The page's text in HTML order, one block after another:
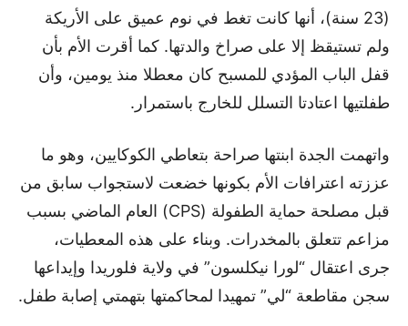
(23 سنة)، أنها كانت تغط في نوم عميق على الأريكة
ولم تستيقظ إلا على صراخ والدتها. كما أقرت الأم بأن
قفل الباب المؤدي للمسبح كان معطلا منذ يومين، وأن
طفلتيها اعتادتا التسلل للخارج باستمرار.
واتهمت الجدة ابنتها صراحة بتعاطي الكوكايين، وهو ما
عززته اعترافات الأم بكونها خضعت لاستجواب سابق من
قبل مصلحة حماية الطفولة (CPS) العام الماضي بسبب
مزاعم تتعلق بالمخدرات. وبناء على هذه المعطيات،
جرى اعتقال “لورا نيكلسون” في ولاية فلوريدا وإيداعها
سجن مقاطعة “لي” تمهيدا لمحاكمتها بتهمتي إصابة طفل.